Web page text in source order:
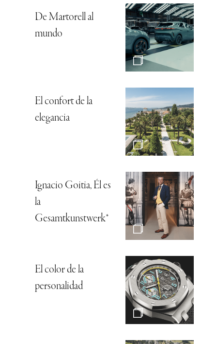
De Martorell al
mundo
El confort de la
elegancia
Ignacio Goitia, Él es
la
Gesamtkunstwerk*
El color de la
personalidad